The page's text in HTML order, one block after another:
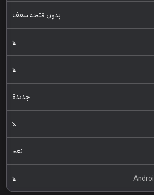
بدون فتحة سقف
لا
لا
جديدة
لا
نعم
لا